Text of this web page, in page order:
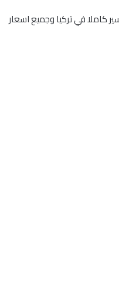
كاملا في تركيا وجميع اسعار